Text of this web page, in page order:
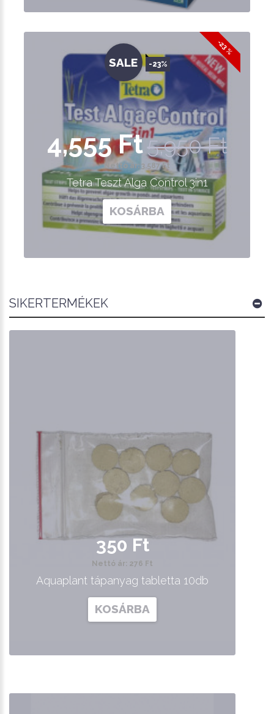
-23 %
SALE -23%
4,555 Ft5,950 Ft
Nettó ár: 3,587 Ft
Tetra Teszt Alga Control 3in1
KOSÁRBA
SIKERTERMÉKEK
350 Ft
Nettó ár: 276 Ft
Aquaplant tápanyag tabletta 10db
KOSÁRBA